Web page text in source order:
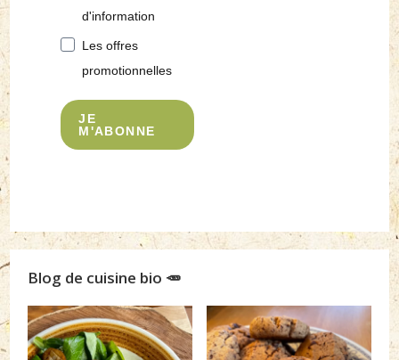
d'information
Les offres
promotionnelles
JE
M'ABONNE
Blog de cuisine bio 🥕